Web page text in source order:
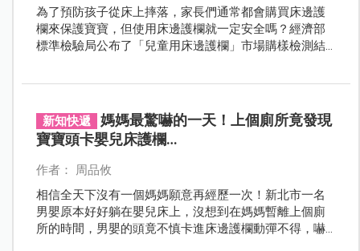
為了預防孩子從床上摔落，家長們通常都會購買床邊護
欄來保護寶寶，但使用床邊護欄就一定安全嗎？經濟部
標準檢驗局公布了「兒童用床邊護欄」市場購樣檢測結
新知快遞
媽媽最驚嚇的一天！上個廁所竟發現
寶寶頭卡嬰兒床護欄…
作者： 周品攸
相信全天下沒有一個媽媽願意再經歷一次！新北市一名
男嬰原本好好躺在嬰兒床上，沒想到在媽媽暫離上個廁
所的時間，男嬰的頭竟不慎卡進床邊護欄動彈不得，嚇